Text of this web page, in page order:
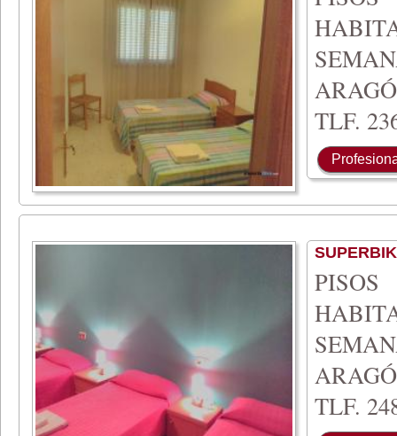
TLF.
TLF.